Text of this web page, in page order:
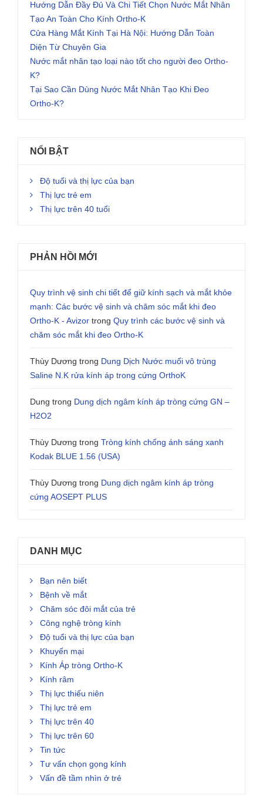
Hướng Dẫn Đầy Đủ Và Chi Tiết Chọn Nước Mắt Nhân
Tạo An Toàn Cho Kính Ortho-K
Cửa Hàng Mắt Kính Tại Hà Nội: Hướng Dẫn Toàn
Diện Từ Chuyên Gia
Nước mắt nhân tạo loại nào tốt cho người đeo Ortho-
K?
Tại Sao Cần Dùng Nước Mắt Nhân Tạo Khi Đeo
Ortho-K?
NỔI BẬT
Độ tuổi và thị lực của bạn
Thị lực trẻ em
Thị lực trên 40 tuổi
PHẢN HỒI MỚI
Quy trình vệ sinh chi tiết để giữ kính sạch và mắt khỏe
mạnh: Các bước vệ sinh và chăm sóc mắt khi đeo
Ortho-K - Avizor trong Quy trình các bước vệ sinh và
chăm sóc mắt khi đeo Ortho-K
Thùy Dương trong Dung Dịch Nước muối vô trùng
Saline N.K rửa kính áp trong cứng OrthoK
Dung trong Dung dịch ngâm kính áp tròng cứng GN –
H2O2
Thùy Dương trong Tròng kính chống ánh sáng xanh
Kodak BLUE 1.56 (USA)
Thùy Dương trong Dung dịch ngâm kính áp tròng
cứng AOSEPT PLUS
DANH MỤC
Bạn nên biết
Bệnh về mắt
Chăm sóc đôi mắt của trẻ
Công nghệ tròng kính
Độ tuổi và thị lực của bạn
Khuyến mại
Kính Áp tròng Ortho-K
Kính râm
Thị lực thiếu niên
Thị lực trẻ em
Thị lực trên 40
Thị lực trên 60
Tin tức
Tư vấn chọn gọng kính
Vấn đề tầm nhìn ở trẻ